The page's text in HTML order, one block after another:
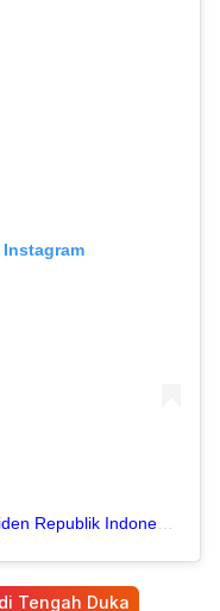
Tengah Duka